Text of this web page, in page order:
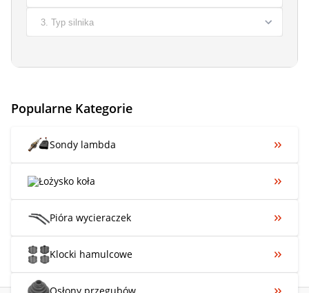
Popularne Kategorie
Sondy lambda
Łożysko koła
Pióra wycieraczek
Klocki hamulcowe